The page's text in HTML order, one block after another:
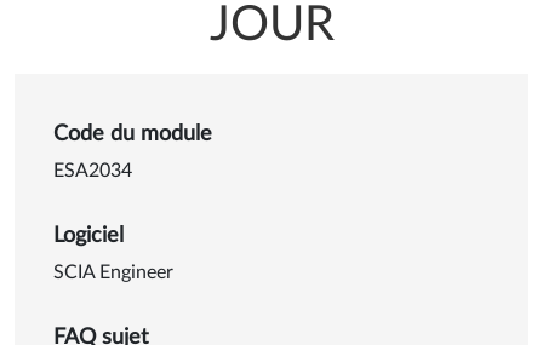
JOUR
Détails sur Vérifier les mises
Code du module
ESA2034
Logiciel
SCIA Engineer
FAQ sujet